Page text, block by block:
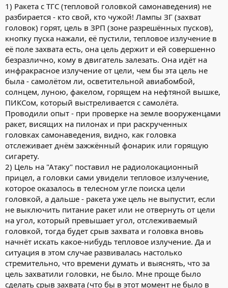
1) Ракета с ТГС (тепловой головкой самонаведения) не
разбирается - кто свой, кто чужой! Лампы ЗГ (захват
головок) горят, цель в ЗРП (зоне разрешённых пусков),
кнопку пуска нажали, её пустили, тепловое излучение в
её поле захвата есть, она цель держит и ей совершенно
безразлично, кому в двигатель залезать. Она идёт на
инфракрасное излучение от цели, чем бы эта цель не
была - самолётом ли, осветительной авиабомбой,
солнцем, луною, факелом, горящем на нефтяной вышке,
ПИКСом, который выстреливается с самолёта.
Проводили опыт - при проверке на земле вооруженцами
ракет, висящих на пилонах и при раскрученных
головках самонаведения, видно, как головка
отслеживает днём зажжённый фонарик или горящую
сигарету.
2) Цель на "Атаку" поставил не радиолокационный
прицел, а головки сами увидели тепловое излучение,
которое оказалось в телесном угле поиска цели
головкой, а дальше - ракета уже цель не выпустит, если
не выключить питание ракет или не отвернуть от цели
на угол, который превышает угол, отслеживаемый
головкой, тогда будет срыв захвата и головка вновь
начнёт искать какое-нибудь тепловое излучение. Да и
ситуация в этом случае развивалась настолько
стремительно, что времени думать и выяснять, что за
цель захватили головки, не было. Мне проще было
сделать срыв захвата (что бы в этот момент не было в